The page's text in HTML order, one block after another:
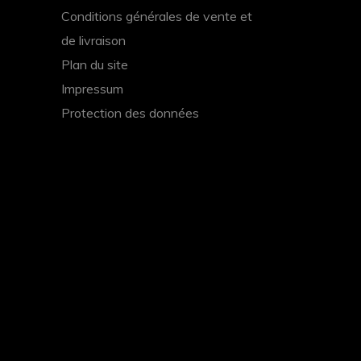
Conditions générales de vente et
de livraison
Plan du site
Impressum
Protection des données